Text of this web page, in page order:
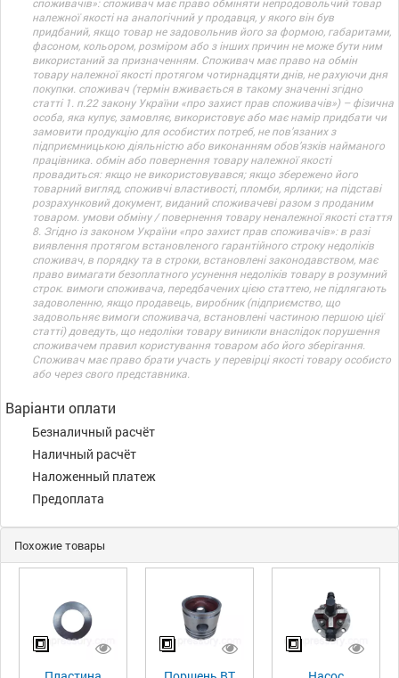
належної якості на аналогічний у продавця, у якого він був
придбаний, якщо товар не задовольнив його за формою, габаритами,
фасоном, кольором, розміром або з інших причин не може бути ним
використаний за призначенням. Споживач має право на обмін
товару належної якості протягом чотирнадцяти днів, не рахуючи дня
покупки. споживач (термін вживається в такому значенні згідно
статті 1. п.22 закону України «про захист прав споживачів») – фізична
особа, яка купує, замовляє, використовує або має намір придбати чи
замовити продукцію для особистих потреб, не пов’язаних з
підприємницькою діяльністю або виконанням обов’язків найманого
працівника. обмін або повернення товару належної якості
провадиться: якщо не використовувався; якщо збережено його
товарний вигляд, споживчі властивості, пломби, ярлики; на підставі
розрахунковий документ, виданий споживачеві разом з проданим
товаром. умови обміну / повернення товару неналежної якості стаття
8. Згідно із законом України «про захист прав споживачів»: в разі
виявлення протягом встановленого гарантійного строку недоліків
споживач, в порядку та в строки, встановлені законодавством, має
право вимагати безоплатного усунення недоліків товару в розумний
строк. вимоги споживача, передбачених цією статтею, не підлягають
задоволенню, якщо продавець, виробник (підприємство, що
задовольняє вимоги споживача, встановлені частиною першою цієї
статті) доведуть, що недоліки товару виникли внаслідок порушення
споживачем правил користування товаром або його зберігання.
Споживач має право брати участь у перевірці якості товару особисто
або через свого представника.
Варіанти оплати
Безналичный расчёт
Наличный расчёт
Наложенный платеж
Предоплата
Похожие товары